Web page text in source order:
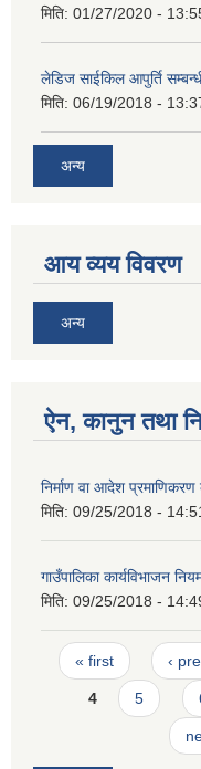
मिति: 01/27/2020 -
लेडिज साईकिल आपुर्ति
मिति: 06/19/2018 -
अन्य
आय व्यय विवरण
अन्य
ऐन, कानुन तथा
निर्माण वा आदेश प्रमाणिकरण
मिति: 09/25/2018 -
गाउँपालिका कार्यविभाजन
मिति: 09/25/2018 -
Pages
« first ‹
4 5